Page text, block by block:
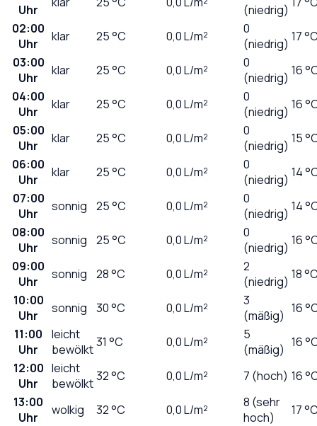
Uhr
(niedrig)
02:00
Uhr
klar 25°C 0,0L/m²
0
(niedrig) 17
03:00
Uhr
klar 25°C 0,0L/m²
0
(niedrig) 16
04:00
Uhr
klar 25°C 0,0L/m²
0
(niedrig) 16
05:00
Uhr
klar 25°C 0,0L/m²
0
(niedrig) 15
06:00
Uhr
klar 25°C 0,0L/m²
0
(niedrig) 14
07:00
Uhr
sonnig 25°C 0,0L/m²
0
(niedrig) 14
08:00
Uhr
sonnig 25°C 0,0L/m²
0
(niedrig) 16
09:00
Uhr
sonnig 28°C 0,0L/m²
2
(niedrig) 18
10:00
Uhr
sonnig 30°C 0,0L/m²
3
(mäßig) 16
11:00
Uhr
leicht
bewölkt31 °C 0,0L/m²
5
(mäßig) 16
12:00
Uhr
leicht
bewölkt32°C 0,0L/m² 7 (hoch) 16
13:00
Uhr
wolkig 32°C 0,0L/m²
8 (sehr
hoch)
17